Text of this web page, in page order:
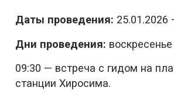
Даты проведения: 25.01.2026
Дни проведения: воскресенье
09:30 — встреча с гидом на
станции Хиросима.